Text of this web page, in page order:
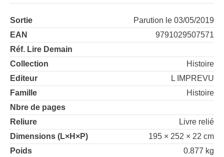
Sortie
Parution le 03/05/2019
EAN
9791029507571
Réf. Lire Demain
Collection
Histoire
Editeur
L IMPREVU
Famille
Histoire
Nbre de pages
Reliure
Livre relié
Dimensions (L×H×P)
195 × 252 × 22 cm
Poids
0.877 kg